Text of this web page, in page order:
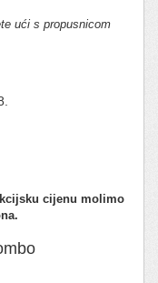
ući s propusnicom
cijenu molimo